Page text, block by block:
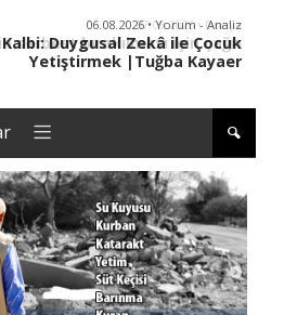
06.08.2026 • Yorum - Analiz
Kalbi: Duygusal Zekâ ile Çocuk
Yetiştirmek |Tuğba Kayaer